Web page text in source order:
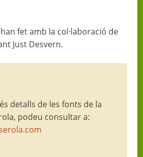
fet amb la col·laboració de
Just Desvern.
detalls de les fonts de la
podeu consultar a: